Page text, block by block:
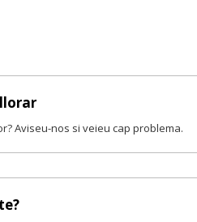
Aviseu-nos si veieu cap problema.